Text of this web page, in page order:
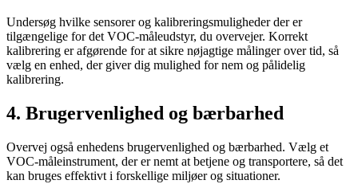
Undersøg hvilke sensorer og kalibreringsmuligheder der er
tilgængelige for det VOC-måleudstyr, du overvejer. Korrekt
kalibrering er afgørende for at sikre nøjagtige målinger over tid, så
vælg en enhed, der giver dig mulighed for nem og pålidelig
kalibrering.
4. Brugervenlighed og bærbarhed
Overvej også enhedens brugervenlighed og bærbarhed. Vælg et
VOC-måleinstrument, der er nemt at betjene og transportere, så det
kan bruges effektivt i forskellige miljøer og situationer.